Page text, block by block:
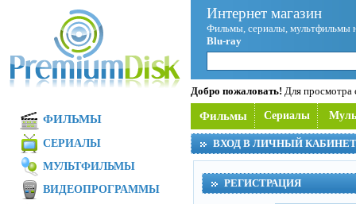
Интернет магазин
Фильмы, сериалы, мультфильмы
Blu-ray
Добро пожаловать! Для просмотра
Фильмы Сериалы
ВХОД В ЛИЧНЫЙ КАБИНЕТ
РЕГИСТРАЦИЯ
ФИЛЬМЫ
СЕРИАЛЫ
МУЛЬТФИЛЬМЫ
ВИДЕОПРОГРАММЫ